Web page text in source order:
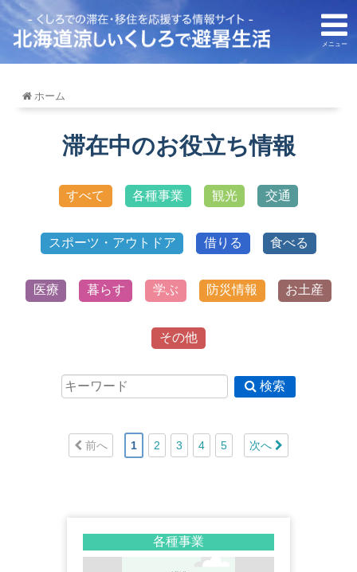
メニュー
ホーム
滞在中のお役立ち情報
すべて 各種事業 観光 交通
スポーツ・アウトドア 借りる 食べる
医療 暮らす 学ぶ 防災情報 お土産
その他
検索
前へ 1 2 3 4 5 次へ
各種事業